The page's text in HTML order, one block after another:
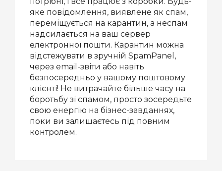
яке повідомлення, виявлене як спам,
переміщується на карантин, а неспам
надсилається на ваш сервер
електронної пошти. Карантин можна
відстежувати в зручній SpamPanel,
через email-звіти або навіть
безпосередньо у вашому поштовому
клієнті! Не витрачайте більше часу на
боротьбу зі спамом, просто зосередьте
свою енергію на бізнес-завданнях,
поки ви залишаєтесь під повним
контролем.